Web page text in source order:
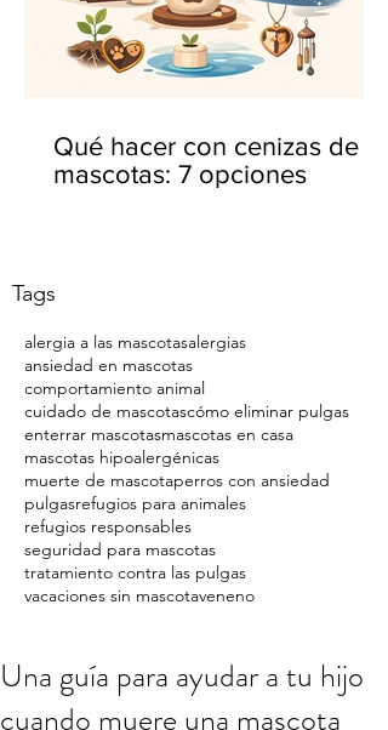
Qué hacer con cenizas de
mascotas: 7 opciones
Tags
alergia a las mascotasalergias
ansiedad en mascotas
comportamiento animal
cuidado de mascotascómo eliminar pulgas
enterrar mascotasmascotas en casa
mascotas hipoalergénicas
muerte de mascotaperros con ansiedad
pulgasrefugios para animales
refugios responsables
seguridad para mascotas
tratamiento contra las pulgas
vacaciones sin mascotaveneno
Una guía para ayudar a tu hijo
cuando muere una mascota